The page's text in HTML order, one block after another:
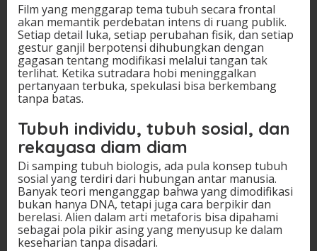
Film yang menggarap tema tubuh secara frontal
akan memantik perdebatan intens di ruang publik.
Setiap detail luka, setiap perubahan fisik, dan setiap
gestur ganjil berpotensi dihubungkan dengan
gagasan tentang modifikasi melalui tangan tak
terlihat. Ketika sutradara hobi meninggalkan
pertanyaan terbuka, spekulasi bisa berkembang
tanpa batas.
Tubuh individu, tubuh sosial, dan
rekayasa diam diam
Di samping tubuh biologis, ada pula konsep tubuh
sosial yang terdiri dari hubungan antar manusia.
Banyak teori menganggap bahwa yang dimodifikasi
bukan hanya DNA, tetapi juga cara berpikir dan
berelasi. Alien dalam arti metaforis bisa dipahami
sebagai pola pikir asing yang menyusup ke dalam
keseharian tanpa disadari.